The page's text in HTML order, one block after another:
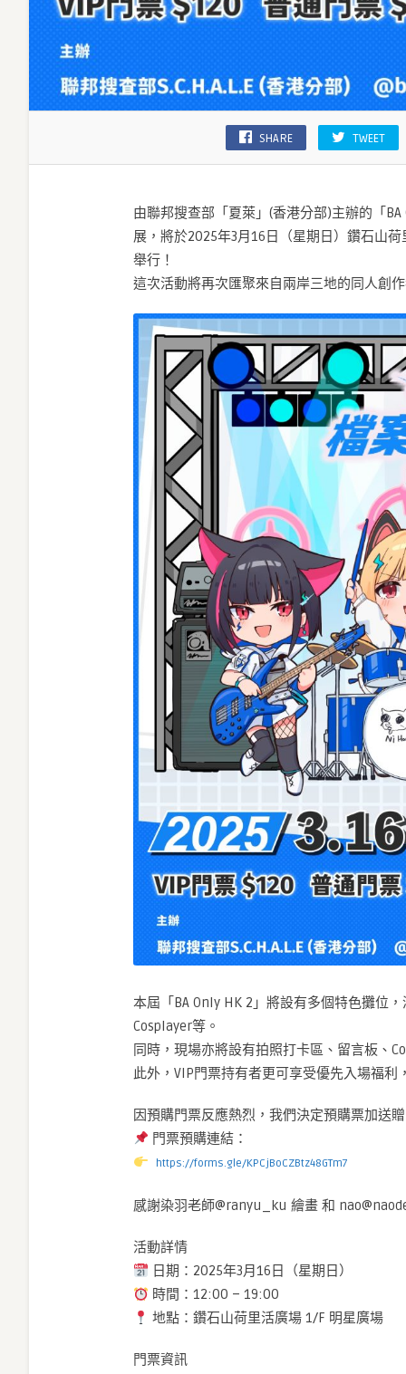
SHARE TWEET
由聯邦搜查部「夏萊」(香港分部)主辦的「
展，將於2025年3月16日（星期日）鑽石山
舉行！
這次活動將再次匯聚來自兩岸三地的同人創
本屆「BA Only HK 2」將設有多個特色攤位
Cosplayer等。
同時，現場亦將設有拍照打卡區、留言板、
此外，VIP門票持有者更可享受優先入場福
因預購門票反應熱烈，我們決定預購票加送
門票預購連結：
https://forms.gle/KPCjBoCZBtz48GTm7
感謝染羽老師@ranyu_ku 繪畫 和
活動詳情
日期：2025年3月16日（星期日）
時間：12:00 – 19:00
地點：鑽石山荷里活廣場 1/F 明星廣場
門票資訊